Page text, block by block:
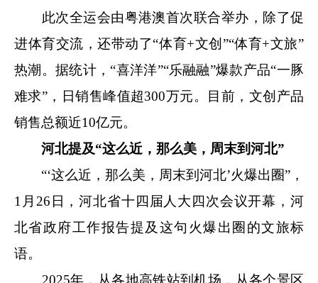
此次全运会由粤港澳首次联合举办，除了促
进体育交流，还带动了“体育+文创”“体育+文旅”
热潮。据统计，“喜洋洋”“乐融融”爆款产品“一豚
难求”，日销售峰值超300万元。目前，文创产品
销售总额近10亿元。
河北提及“这么近，那么美，周末到河北”
“‘这么近，那么美，周末到河北’火爆出圈”，
1月26日，河北省十四届人大四次会议开幕，河
北省政府工作报告提及这句火爆出圈的文旅标
语。
2025年，从各地高铁站到机场，从各个景区